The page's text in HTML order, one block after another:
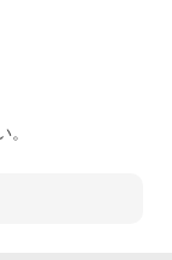
。